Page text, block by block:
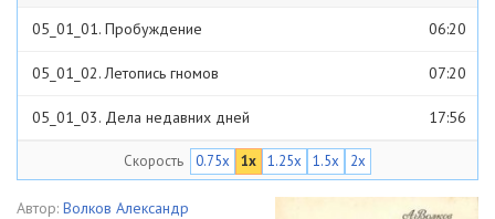
21:03
05_01_01. Пробуждение 06:20
05_01_02. Летопись гномов 07:20
05_01_03. Дела недавних дней 17:56
05_01_04. Огненный бог Марранов
05_01_05. Искушения Урфина Джюса 36:11
Скорость 0.75x 1x 1.25x 1.5x 2x
Автор: Волков Александр